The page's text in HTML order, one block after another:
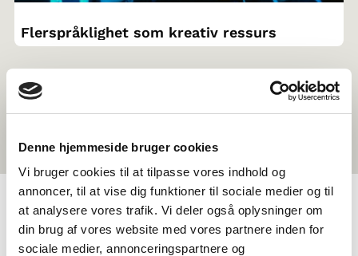
Denne hjemmeside bruger cookies
Vi bruger cookies til at tilpasse vores indhold og
annoncer, til at vise dig funktioner til sociale medier og til
at analysere vores trafik. Vi deler også oplysninger om
din brug af vores website med vores partnere inden for
sociale medier, annonceringspartnere og
NORDEN I SKOLEN BIRRA
Flerspråklighet som kreativ ressurs
Er klassen din interessert i å gjennomføre skolebesøk i et annet
nordisk land? Gjennom Norden i skolen, kan dere
søke venneklasse